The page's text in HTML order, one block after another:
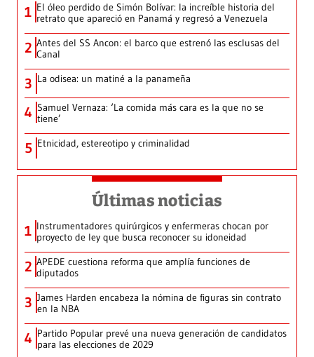
1 El óleo perdido de Simón Bolívar: la increíble historia del
retrato que apareció en Panamá y regresó a Venezuela
2 Antes del SS Ancon: el barco que estrenó las esclusas del
Canal
3 La odisea: un matiné a la panameña
4 Samuel Vernaza: ‘La comida más cara es la que no se
tiene’
5 Etnicidad, estereotipo y criminalidad
Últimas noticias
1 Instrumentadores quirúrgicos y enfermeras chocan por
proyecto de ley que busca reconocer su idoneidad
2 APEDE cuestiona reforma que amplía funciones de
diputados
3 James Harden encabeza la nómina de figuras sin contrato
en la NBA
4 Partido Popular prevé una nueva generación de candidatos
para las elecciones de 2029